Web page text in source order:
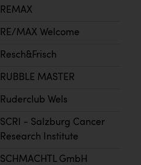
REMAX
RE/MAX Welcome
Resch&Frisch
RUBBLE MASTER
Ruderclub Wels
SCRI - Salzburg Cancer
Research Institute
SCHMACHTL GmbH